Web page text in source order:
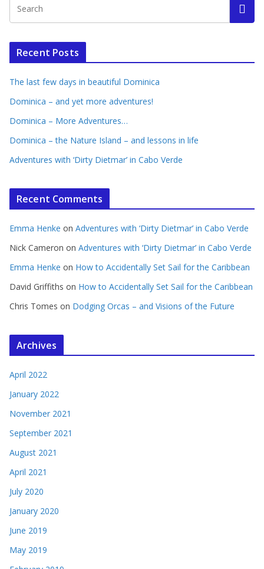
Recent Posts
The last few days in beautiful Dominica
Dominica – and yet more adventures!
Dominica – More Adventures…
Dominica – the Nature Island – and lessons in life
Adventures with ‘Dirty Dietmar’ in Cabo Verde
Recent Comments
Emma Henke on Adventures with ‘Dirty Dietmar’ in Cabo Verde
Nick Cameron on Adventures with ‘Dirty Dietmar’ in Cabo Verde
Emma Henke on How to Accidentally Set Sail for the Caribbean
David Griffiths on How to Accidentally Set Sail for the Caribbean
Chris Tomes on Dodging Orcas – and Visions of the Future
Archives
April 2022
January 2022
November 2021
September 2021
August 2021
April 2021
July 2020
January 2020
June 2019
May 2019